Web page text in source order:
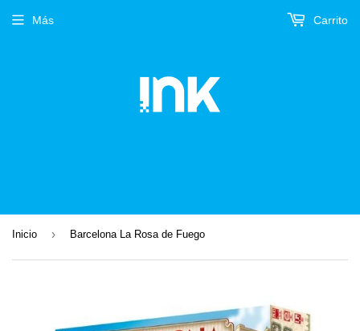
Más Carrito
Inicio › Barcelona La Rosa de Fuego